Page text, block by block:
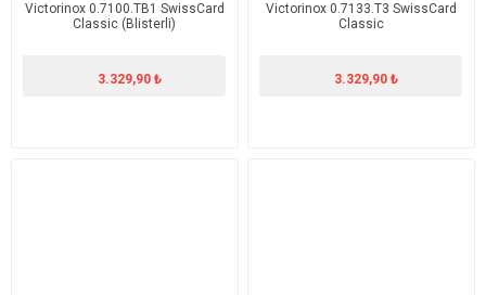
Victorinox 0.7100.TB1 SwissCard
Classic (Blisterli)
3.329,90 ₺
Victorinox 0.7133.T3 SwissCard
Classic
3.329,90 ₺